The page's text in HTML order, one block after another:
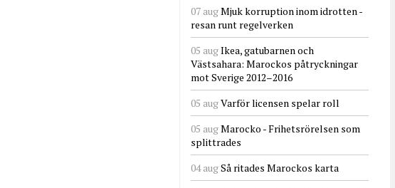
07 augMjuk korruption inom idrotten -
resan runt regelverken
05 augIkea, gatubarnen och
Västsahara: Marockos påtryckningar
mot Sverige 2012–2016
05 augVarför licensen spelar roll
05 augMarocko - Frihetsrörelsen som
splittrades
04 augSå ritades Marockos karta